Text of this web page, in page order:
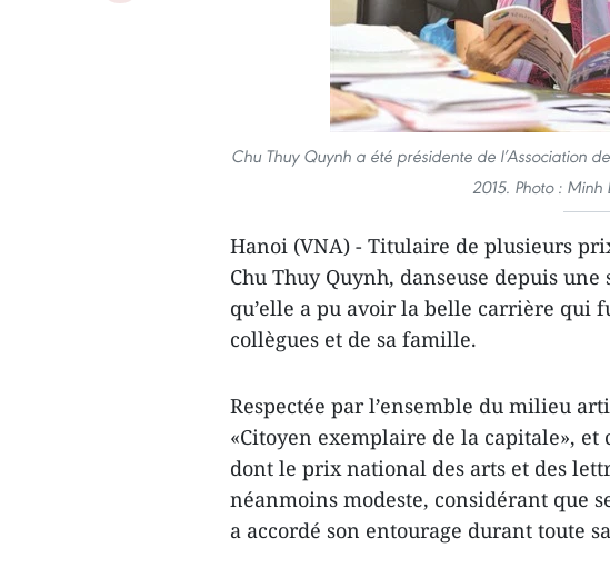
Chu Thuy Quynh a été présidente de l’Association
2015. Photo :
Hanoi (VNA) - Titulaire de plusieurs
Chu Thuy Quynh, danseuse depuis
qu’elle a pu avoir la belle carrière qui
collègues et de sa famille.
Respectée par l’ensemble du milieu
«Citoyen exemplaire de la capitale»,
dont le prix national des arts et des
néanmoins modeste, considérant que
a accordé son entourage durant toute